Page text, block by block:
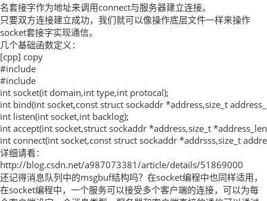
名套接字作为地址来调用connect与服务器建立连接。
只要双方连接建立成功，我们就可以像操作底层文件一样来操作
socket套接字实现通信。
几个基础函数定义：
[cpp] copy
#include
#include
int socket(it domain,int type,int protocal);
int bind(int socket,const struct sockaddr *address,size_t
int listen(int socket,int backlog);
int accept(int socket,struct sockaddr *address,size_t
int connect(int socket,const struct sockaddr *addrsss,size_t
详细请看：
http://blog.csdn.net/a987073381/article/details/51869000
还记得消息队列中的msgbuf结构吗？在socket编程中也同样适用，
在socket编程中，一个服务可以接受多个客户端的连接，可以为每